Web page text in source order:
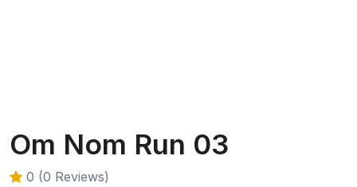
Om Nom Run 03
0 (0 Reviews)